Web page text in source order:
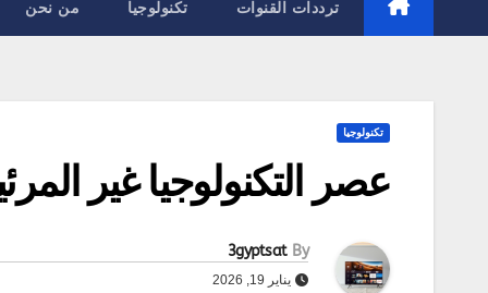
ترددات القنوات تكنولوجيا من نحن
تكنولوجيا
عصر التكنولوجيا غير
By
3gyptsat
يناير 19, 2026